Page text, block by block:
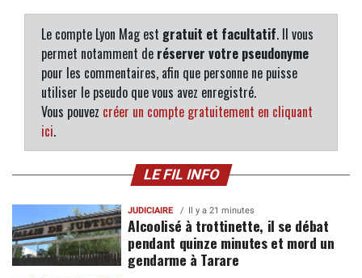
Le compte Lyon Mag est gratuit et facultatif. Il vous
permet notamment de réserver votre pseudonyme
pour les commentaires, afin que personne ne puisse
utiliser le pseudo que vous avez enregistré.
Vous pouvez créer un compte gratuitement en cliquant
ici.
LE FIL INFO
JUDICIAIRE Il y a 21 minutes
Alcoolisé à trottinette, il se débat
pendant quinze minutes et mord un
gendarme à Tarare